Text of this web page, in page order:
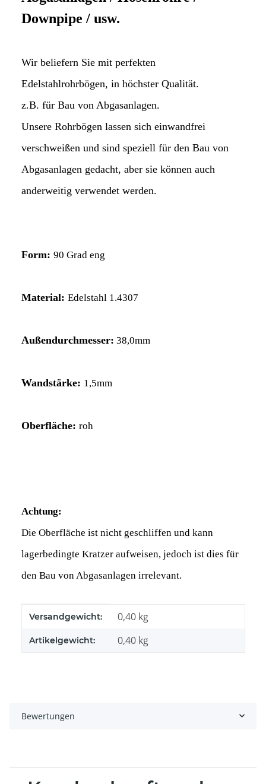
Downpipe / usw.
Wir beliefern Sie mit perfekten
Edelstahlrohrbögen, in höchster Qualität.
z.B. für Bau von Abgasanlagen.
Unsere Rohrbögen lassen sich einwandfrei
verschweißen und sind speziell für den Bau von
Abgasanlagen gedacht, aber sie können auch
anderweitig verwendet werden.
Form: 90 Grad eng
Material: Edelstahl 1.4307
Außendurchmesser: 38,0mm
Wandstärke: 1,5mm
Oberfläche: roh
Achtung:
Die Oberfläche ist nicht geschliffen und kann
lagerbedingte Kratzer aufweisen, jedoch ist dies für
den Bau von Abgasanlagen irrelevant.
Produkteigenschaft
Wert
Versandgewicht: 0,40 kg
Artikelgewicht: 0,40 kg
Bewertungen